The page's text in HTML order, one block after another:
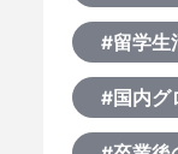
#留学生
#国内グ